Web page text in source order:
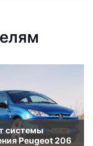
системы
Peugeot 206